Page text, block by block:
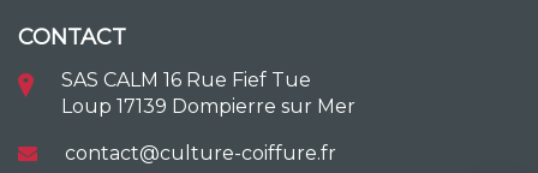
CONTACT
SAS CALM 16 Rue Fief Tue
Loup 17139 Dompierre sur Mer
contact@culture-coiffure.fr